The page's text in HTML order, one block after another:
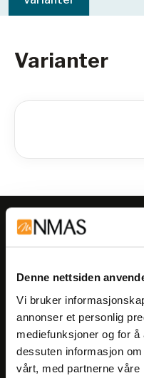
Denne nettsiden
Vi bruker
annonser et personlig
mediefunksjoner og for
dessuten informasjon
vårt, med partnerne våre
Varianter
Få informasjon
arrangementer
Meld på